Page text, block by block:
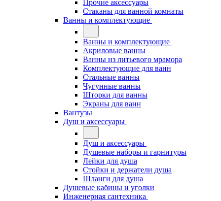
Прочие аксессуары
Стаканы для ванной комнаты
Ванны и комплектующие
Ванны и комплектующие
Акриловые ванны
Ванны из литьевого мрамора
Комплектующие для ванн
Стальные ванны
Чугунные ванны
Шторки для ванны
Экраны для ванн
Вантузы
Душ и аксессуары
Душ и аксессуары
Душевые наборы и гарнитуры
Лейки для душа
Стойки и держатели душа
Шланги для душа
Душевые кабины и уголки
Инженерная сантехника